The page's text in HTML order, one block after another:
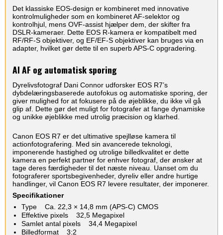
Det klassiske EOS-design er kombineret med innovative
kontrolmuligheder som en kombineret AF-selektor og
kontrolhjul, mens OVF-assist hjælper dem, der skifter fra
DSLR-kameraer. Dette EOS R-kamera er kompatibelt med
RF/RF-S objektiver, og EF/EF-S objektiver kan bruges via en
adapter, hvilket gør dette til en superb APS-C opgradering.
AI AF og automatisk sporing
Dyrelivsfotograf Dani Connor udforsker EOS R7’s
dybdelæringsbaserede autofokus og automatiske sporing, der
giver mulighed for at fokusere på de øjeblikke, du ikke vil gå
glip af. Dette gør det muligt for fotografer at fange dynamiske
og unikke øjeblikke med utrolig præcision og klarhed.
Canon EOS R7 er det ultimative spejlløse kamera til
actionfotografering. Med sin avancerede teknologi,
imponerende hastighed og utrolige billedkvalitet er dette
kamera en perfekt partner for enhver fotograf, der ønsker at
tage deres færdigheder til det næste niveau. Uanset om du
fotograferer sportsbegivenheder, dyreliv eller andre hurtige
handlinger, vil Canon EOS R7 levere resultater, der imponerer.
Specifikationer
Type Ca. 22,3 × 14,8 mm (APS-C) CMOS
Effektive pixels 32,5 Megapixel
Samlet antal pixels 34,4 Megapixel
Billedformat 3:2